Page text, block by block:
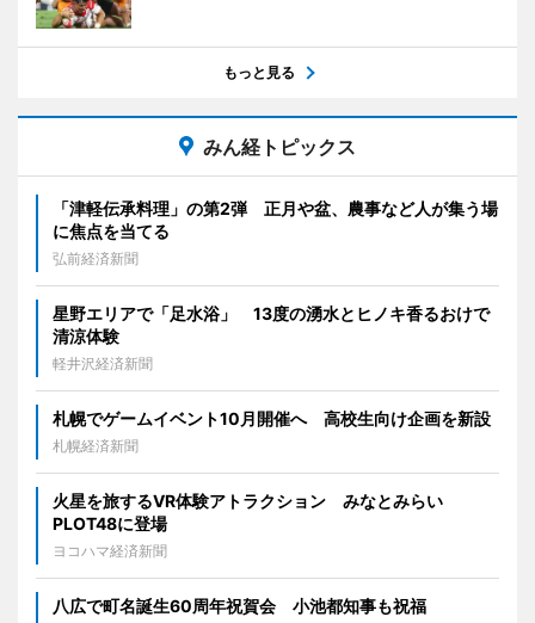
もっと見る
みん経トピックス
「津軽伝承料理」の第2弾 正月や盆、農事など人が集う場
に焦点を当てる
弘前経済新聞
星野エリアで「足水浴」 13度の湧水とヒノキ香るおけで
清涼体験
軽井沢経済新聞
札幌でゲームイベント10月開催へ 高校生向け企画を新設
札幌経済新聞
火星を旅するVR体験アトラクション みなとみらい
PLOT48に登場
ヨコハマ経済新聞
八広で町名誕生60周年祝賀会 小池都知事も祝福